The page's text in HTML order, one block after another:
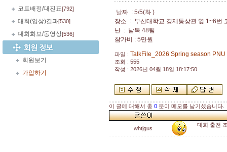
코트배정/대진표[792]
대회(입상)결과[530]
대회화보/동영상[536]
회원보기
가입하기
날짜 : 5/5(화 )
장소 : 부산대학교 경제통상관 옆 1~6번
난 : 남복 48팀
참가비 : 5만원
파일 : TalkFile_2026 Spring season
조회 : 555
작성 : 2026년 04월 18일 18:17:50
이 글에 대해서 총 0 분이 메모를 남기셨습니다.
whtjgus
대회 출전